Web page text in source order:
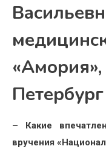
Петербург
– Какие
вручения